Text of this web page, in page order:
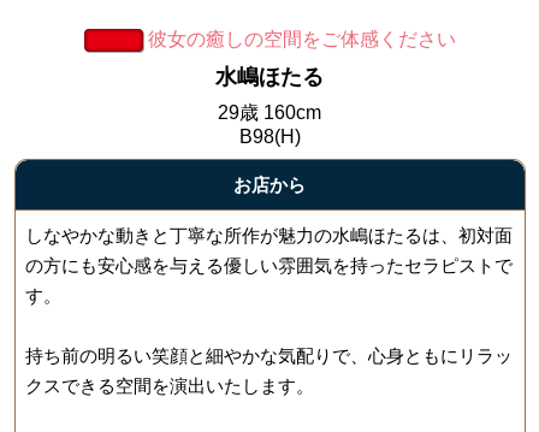
彼女の癒しの空間をご体感ください
水嶋ほたる
29歳 160cm
B98(H)
お店から
しなやかな動きと丁寧な所作が魅力の水嶋ほたるは、初対面
の方にも安心感を与える優しい雰囲気を持ったセラピストで
す。
持ち前の明るい笑顔と細やかな気配りで、心身ともにリラッ
クスできる空間を演出いたします。